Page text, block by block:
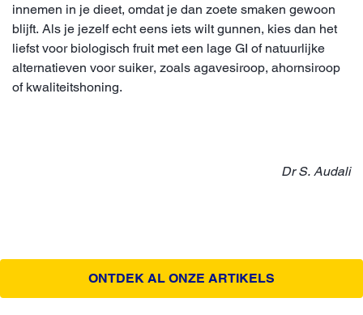
innemen in je dieet, omdat je dan zoete smaken gewoon
blijft. Als je jezelf echt eens iets wilt gunnen, kies dan het
liefst voor biologisch fruit met een lage GI of natuurlijke
alternatieven voor suiker, zoals agavesiroop, ahornsiroop
of kwaliteitshoning.
Dr S. Audali
ONTDEK AL ONZE ARTIKELS